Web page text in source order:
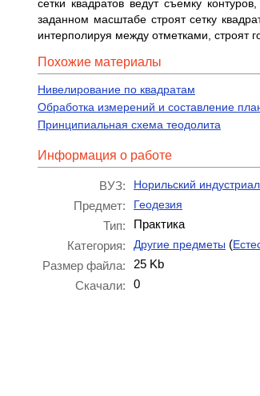
сетки квадратов ведут съемку
заданном масштабе строят сетку
интерполируя между отметками, строят
Похожие материалы
Нивелирование по квадратам
Обработка измерений и составление
Принципиальная схема теодолита
Информация о работе
ВУЗ: Норильский
Предмет: Геодезия
Тип:
Практика
Категория:
Другие предметы (
Размер файла:
25 Kb
Скачали:
0